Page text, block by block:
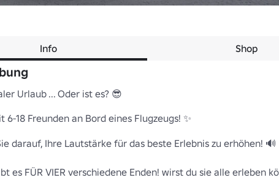
Info Shop
Urlaub ... Oder ist es? 😎
6-18 Freunden an Bord eines Flugzeugs! ✨
darauf, Ihre Lautstärke für das beste Erlebnis zu erhöhen! 🔊
es FÜR VIER verschiedene Enden! wirst du sie alle erleben